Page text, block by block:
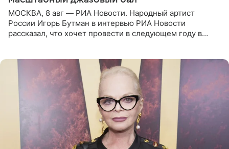
МОСКВА, 8 авг — РИА Новости. Народный артист
России Игорь Бутман в интервью РИА Новости
рассказал, что хочет провести в следующем году в